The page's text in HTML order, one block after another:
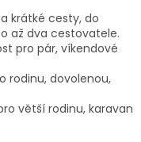
krátké cesty, do
až dva cestovatele.
pro pár, víkendové
rodinu, dovolenou,
větší rodinu, karavan